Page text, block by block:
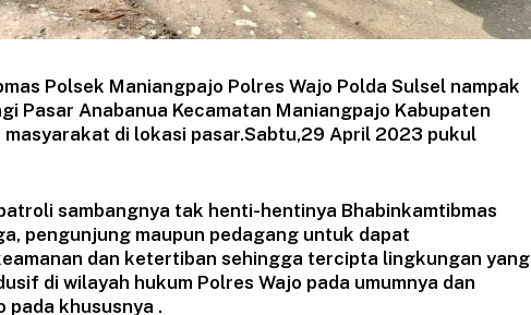
Polsek Maniangpajo Polres Wajo Polda Sulsel nampak
Pasar Anabanua Kecamatan Maniangpajo Kabupaten
di lokasi pasar.Sabtu,29 April 2023 pukul
sambangnya tak henti-hentinya Bhabinkamtibmas
pengunjung maupun pedagang untuk dapat
dan ketertiban sehingga tercipta lingkungan yang
di wilayah hukum Polres Wajo pada umumnya dan
pada khususnya .